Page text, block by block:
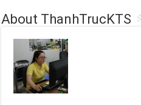
About ThanhTrucKTS